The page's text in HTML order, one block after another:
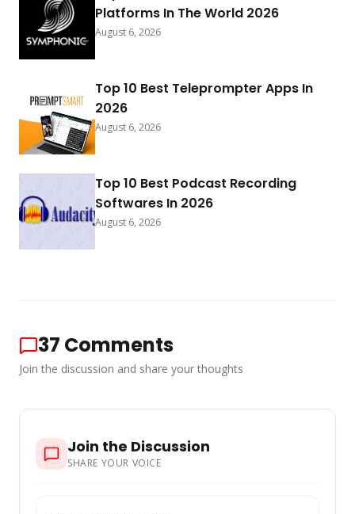
Platforms In The World 2026
August 6, 2026
Top 10 Best Teleprompter Apps In
2026
August 6, 2026
Top 10 Best Podcast Recording
Softwares In 2026
August 6, 2026
37 Comments
Join the discussion and share your thoughts
Join the Discussion
SHARE YOUR VOICE